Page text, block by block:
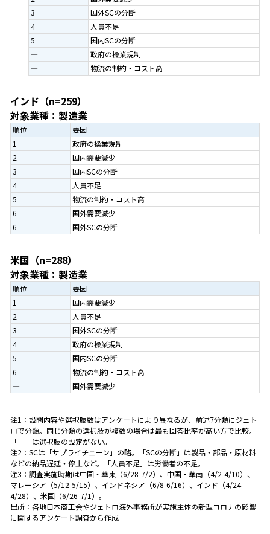
3
国外SCの分断
4
人員不足
5
国内SCの分断
―
政府の操業規制
―
物流の制約・コスト高
インド（n=259）
対象業種：製造業
順位
要因
1
政府の操業規制
2
国内需要減少
3
国内SCの分断
4
人員不足
5
物流の制約・コスト高
6
国外需要減少
6
国外SCの分断
米国（n=288）
対象業種：製造業
順位
要因
1
国内需要減少
2
人員不足
3
国外SCの分断
4
政府の操業規制
5
国内SCの分断
6
物流の制約・コスト高
―
国外需要減少
注1：設問内容や選択肢数はアンケートにより異なるが、前述7分類にジェト
ロで分類。同じ分類の選択肢が複数の場合は最も回答比率が高い方で比較。
「―」は選択肢の設定がない。
注2：SCは「サプライチェーン」の略。「SCの分断」は製品・部品・原材料
などの納品遅延・停止など。「人員不足」は労働者の不足。
注3：調査実施時期は中国・華東（6/28-7/2）、中国・華南（4/2-4/10）、
マレーシア（5/12-5/15）、インドネシア（6/8-6/16）、インド（4/24-
4/28）、米国（6/26-7/1）。
出所：各地日本商工会やジェトロ海外事務所が実施主体の新型コロナの影響
に関するアンケート調査から作成